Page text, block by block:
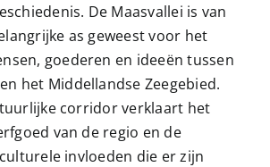
De Maasvallei is van
as geweest voor het
goederen en ideeën tussen
het Middellandse Zeegebied.
corridor verklaart het
van de regio en de
invloeden die er zijn